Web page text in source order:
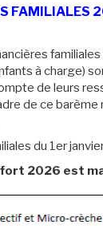
FAMILIALES
à charge)
de leurs
de ce
du 1er
2026 est